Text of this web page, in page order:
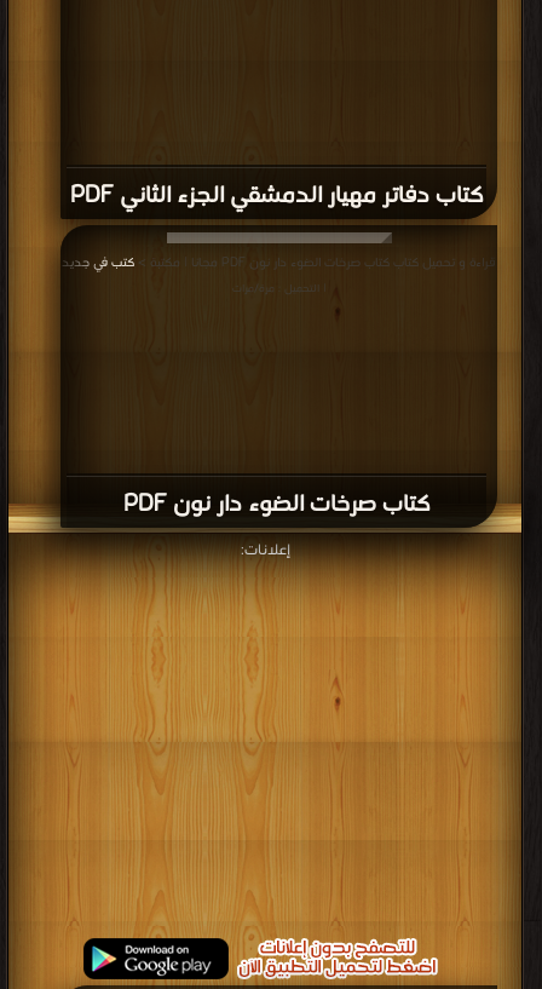
كتاب دفاتر مهيار الدمشقي الجزء الثاني PDF
كتاب صرخات الضوء دار نون PDF
قراءة و تحميل كتاب كتاب صرخات الضوء دار نون PDF مجانا | مكتبة > كتب في جديد
| التحميل : مرة/مرات
إعلانات: